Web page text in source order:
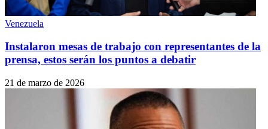
Venezuela
Instalaron mesas de trabajo con representantes de la
prensa, estos serán los puntos a debatir
21 de marzo de 2026